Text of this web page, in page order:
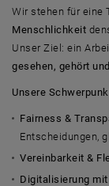
Wir stehen für eine
Menschlichkeit
Unser Ziel: ein
gesehen, gehört
Unsere
Fairness &
Entscheidungen,
Vereinbarkeit &
Digitalisierung